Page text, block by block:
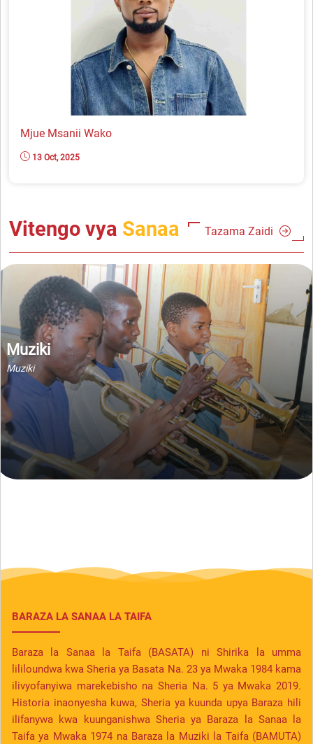
Mjue Msanii Wako
13 Oct, 2025
Vitengo vya Sanaa Tazama Zaidi
Sanaa za Maonyesho
Sanaa za Maonyesho
BARAZA LA SANAA LA TAIFA
Baraza la Sanaa la Taifa (BASATA) ni Shirika la umma
lililoundwa kwa Sheria ya Basata Na. 23 ya Mwaka 1984 kama
ilivyofanyiwa marekebisho na Sheria Na. 5 ya Mwaka 2019.
Historia inaonyesha kuwa, Sheria ya kuunda upya Baraza hili
ilifanywa kwa kuunganishwa Sheria ya Baraza la Sanaa la
Taifa ya Mwaka 1974 na Baraza la Muziki la Taifa (BAMUTA)